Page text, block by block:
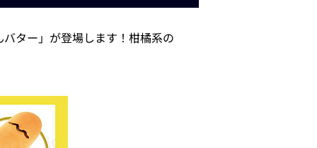
ター」が登場します！柑橘系の